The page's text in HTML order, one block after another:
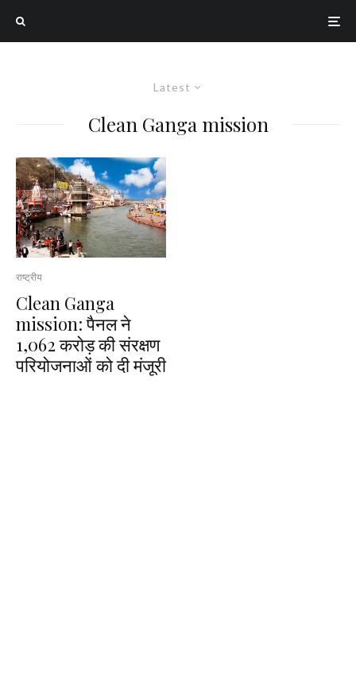
Latest
Clean Ganga mission
राष्ट्रीय
Clean Ganga
mission: पैनल ने
₹1,062 करोड़ की संरक्षण
परियोजनाओं को दी मंजूरी